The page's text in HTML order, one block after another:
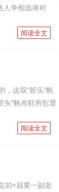
人争相追捧对
阅读全文
，这双“胶头”帆
头”帆布鞋所彰显
阅读全文
30+就要一副老